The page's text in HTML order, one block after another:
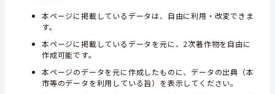
本ページに掲載しているデータは、自由に利用・改変できま
す。
本ページに掲載しているデータを元に、2次著作物を自由に
作成可能です。
本ページのデータを元に作成したものに、データの出典（本
市等のデータを利用している旨）を表示してください。